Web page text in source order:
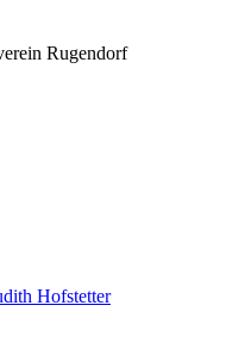
Rugendorf
Hofstetter